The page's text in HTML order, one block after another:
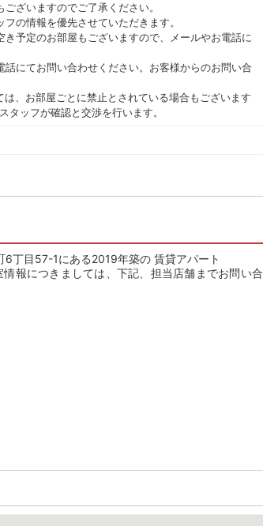
ざいますのでご了承ください。
の情報を優先させていただきます。
予定のお部屋もございますので、メールやお電話に
にてお問い合わせください。お客様からのお問い合
、お部屋ごとに禁止とされている場合もございます
タッフが確認と交渉を行います。
丁目57-1にある2019年築の 賃貸アパート
報につきましては、下記、担当店舗までお問い合